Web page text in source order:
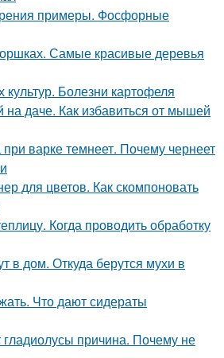
примеры. Фосфорные
Самые красивые деревья
Болезни картофеля
даче. Как избавиться от мышей
варке темнеет. Почему чернеет
для цветов. Как скомпоновать
Когда проводить обработку
в дом. Откуда берутся мухи в
Что дают сидераты
гладиолусы причина. Почему не